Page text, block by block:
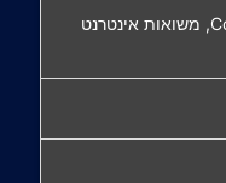
איך ניתן לנהל, לשלוט ולמחוק Cookies, משואות אינטרנט